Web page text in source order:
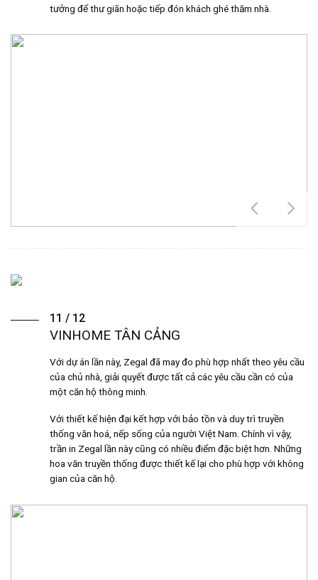
tưởng để thư giãn hoặc tiếp đón khách ghé thăm nhà.
11 / 12
VINHOME TÂN CẢNG
Với dự án lần này, Zegal đã may đo phù hợp nhất theo yêu cầu
của chủ nhà, giải quyết được tất cả các yêu cầu cần có của
một căn hộ thông minh.
Với thiết kế hiện đại kết hợp với bảo tồn và duy trì truyền
thống văn hoá, nếp sống của người Việt Nam. Chính vì vậy,
trần in Zegal lần này cũng có nhiều điểm đặc biệt hơn. Những
hoa văn truyền thống được thiết kế lại cho phù hợp với không
gian của căn hộ.